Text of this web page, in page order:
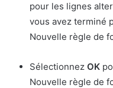
pour les lignes
vous avez terminé
Nouvelle règle de
Sélectionnez OK
Nouvelle règle de